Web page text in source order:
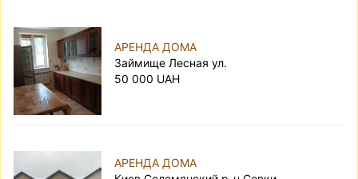
АРЕНДА ДОМА
Займище Лесная ул.
50 000 UAH
АРЕНДА ДОМА